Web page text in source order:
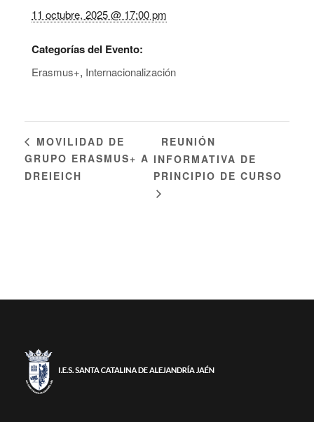
11 octubre, 2025 @ 17:00 pm
Categorías del Evento:
Erasmus+, Internacionalización
MOVILIDAD DE
GRUPO ERASMUS+ A
DREIEICH
REUNIÓN
INFORMATIVA DE
PRINCIPIO DE CURSO